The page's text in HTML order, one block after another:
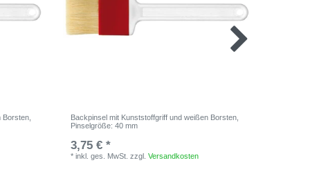
Borsten Backpinsel mit Kunststoffgriff und weißen Borsten
Pinselgröße: 40 mm
3,75 € *
*inkl. ges. MwSt. zzgl.Versandkosten